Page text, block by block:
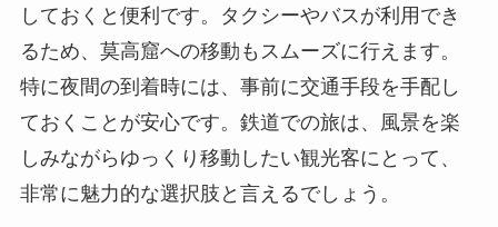
しておくと便利です。タクシーやバスが利用でき
るため、莫高窟への移動もスムーズに行えます。
特に夜間の到着時には、事前に交通手段を手配し
ておくことが安心です。鉄道での旅は、風景を楽
しみながらゆっくり移動したい観光客にとって、
非常に魅力的な選択肢と言えるでしょう。